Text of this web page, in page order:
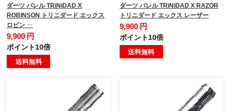
ダーツ バレル TRiNiDAD X
ROBINSON トリニダード エックス
ロビン …
9,900 円
ポイント10倍
送料無料
ダーツ バレル TRiNiDAD X RAZOR
トリニダード エックス レーザー
9,900 円
ポイント10倍
送料無料